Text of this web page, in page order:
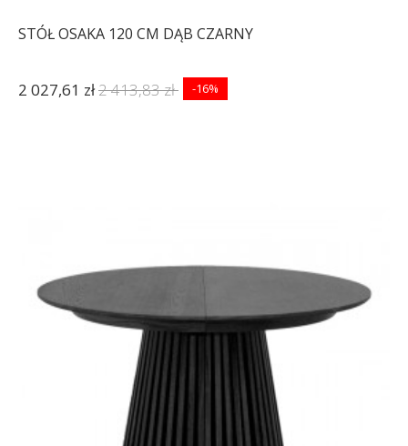
STÓŁ OSAKA 120 CM DĄB CZARNY
2 027,61 zł2 413,83 zł -16%